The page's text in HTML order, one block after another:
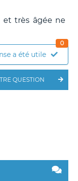
et très âgée ne
a été utile
0
QUESTION